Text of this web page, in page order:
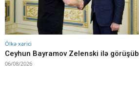
Ölkə xarici
Ceyhun Bayramov Zelenski ilə görüşüb
06/08/2026